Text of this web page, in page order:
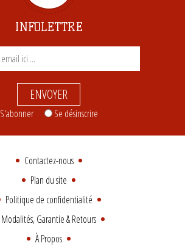
INFOLETTRE
ENVOYER
S'abonner Se désinscrire
Contactez-nous
Plan du site
Politique de confidentialité
Modalités, Garantie & Retours
À Propos